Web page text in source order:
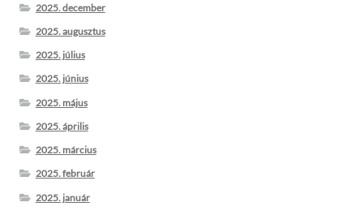
2025. december
2025. augusztus
2025. július
2025. június
2025. május
2025. április
2025. március
2025. február
2025. január